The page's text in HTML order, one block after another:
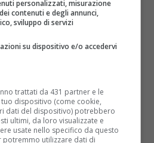
giorni fa) –spiega il
L’asfalto ammalorato, unito
da parte di certi
a rendere non troppo
Più volte abbiamo fatto
organi competenti e solo ora,
sono state finalmente
realizzare
personalizzati, misurazione
contenuti e degli annunci,
sviluppo di servizi
su dispositivo e/o accedervi
trattati da 431 partner e le
dispositivo (come cookie,
dati del dispositivo) potrebbero
ultimi, da loro visualizzate e
usate nello specifico da questo
potremmo utilizzare dati di